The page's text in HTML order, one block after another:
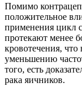
Помимо
положительное
применения цикл
протекают менее
кровотечения, что
уменьшению
того, есть
рака яичников.